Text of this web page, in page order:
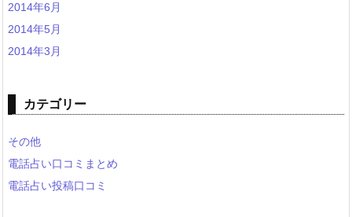
2014年6月
2014年5月
2014年3月
カテゴリー
その他
電話占い口コミまとめ
電話占い投稿口コミ